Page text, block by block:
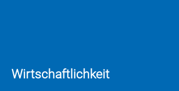
Wirtschaftlichkeit